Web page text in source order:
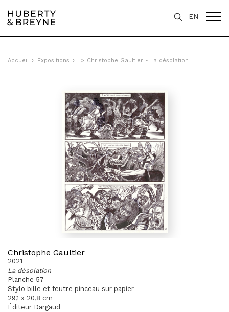
EN
Accueil > Expositions > > Christophe Gaultier - La désolation
Christophe Gaultier
2021
La désolation
Planche 57
Stylo bille et feutre pinceau sur papier
29,1 x 20,8 cm
Éditeur Dargaud